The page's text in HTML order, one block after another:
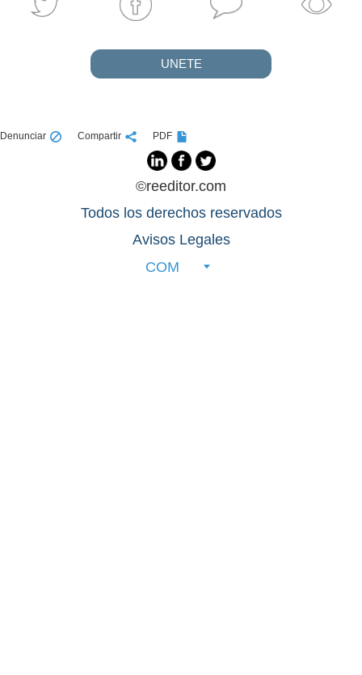
UNETE
Denunciar Compartir PDF
©reeditor.com
Todos los derechos reservados
Avisos Legales